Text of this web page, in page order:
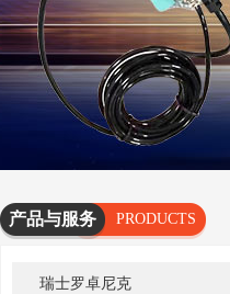
产品与服务
PRODUCTS
SERVICES
瑞士罗卓尼克